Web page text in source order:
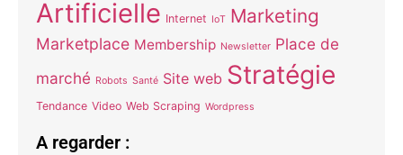
Artificielle Internet IoT Marketing
Marketplace Membership Newsletter Place de
marché Robots Santé Site web Stratégie
Tendance Video Web Scraping Wordpress
A regarder :